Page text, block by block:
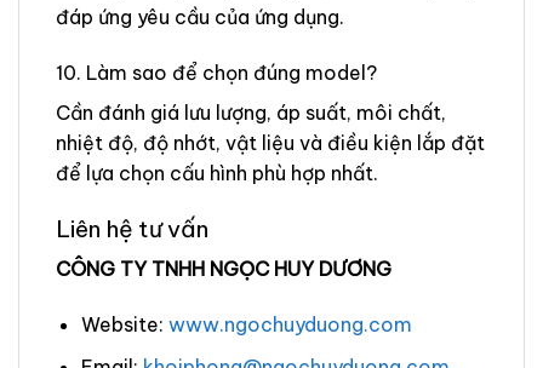
đáp ứng yêu cầu của ứng dụng.
10. Làm sao để chọn đúng model?
Cần đánh giá lưu lượng, áp suất, môi chất,
nhiệt độ, độ nhớt, vật liệu và điều kiện lắp đặt
để lựa chọn cấu hình phù hợp nhất.
Liên hệ tư vấn
CÔNG TY TNHH NGỌC HUY DƯƠNG
Website: www.ngochuyduong.com